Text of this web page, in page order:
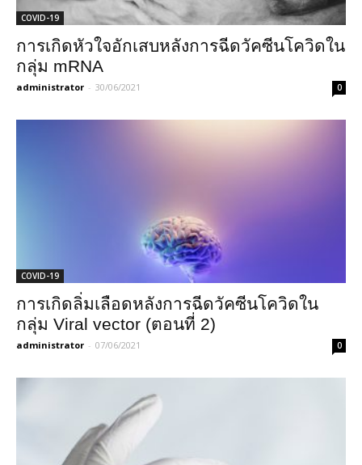
COVID-19
การเกิดหัวใจอักเสบหลังการฉีดวัคซีนโควิดใน
กลุ่ม mRNA
administrator - 30/06/2021 0
COVID-19
การเกิดลิ่มเลือดหลังการฉีดวัคซีนโควิดใน
กลุ่ม Viral vector (ตอนที่ 2)
administrator - 07/06/2021 0